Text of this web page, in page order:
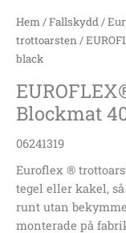
Hem/Fallskydd/
trottoarsten/
black
Blockmat
06241319
Euroflex ®
tegel eller kakel,
runt utan
monterade på